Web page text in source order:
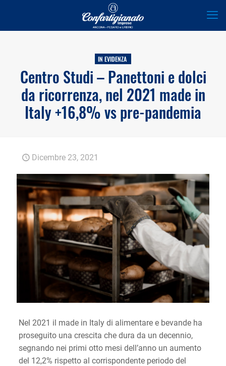
IN EVIDENZA
Centro Studi – Panettoni e dolci
da ricorrenza, nel 2021 made in
Italy +16,8% vs pre-pandemia
Dicembre 23, 2021
Nel 2021 il made in Italy di alimentare e bevande ha
proseguito una crescita che dura da un decennio,
segnando nei primi otto mesi dell’anno un aumento
del 12,2% rispetto al corrispondente periodo del